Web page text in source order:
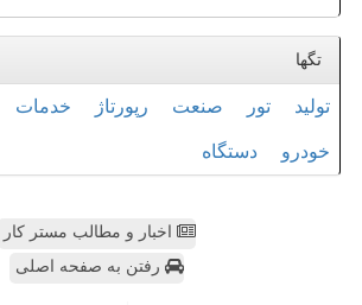
تگها
تولید تور صنعت رپورتاژ خدمات
خودرو دستگاه
اخبار و مطالب مستر کار
رفتن به صفحه اصلی